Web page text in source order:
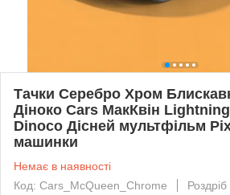
Тачки Серебро Хром
Діноко Cars МакКвін
Dinoco Дісней мультфільм
машинки
Немає в наявності
Код: Cars_McQueen_Chrome
Роздріб